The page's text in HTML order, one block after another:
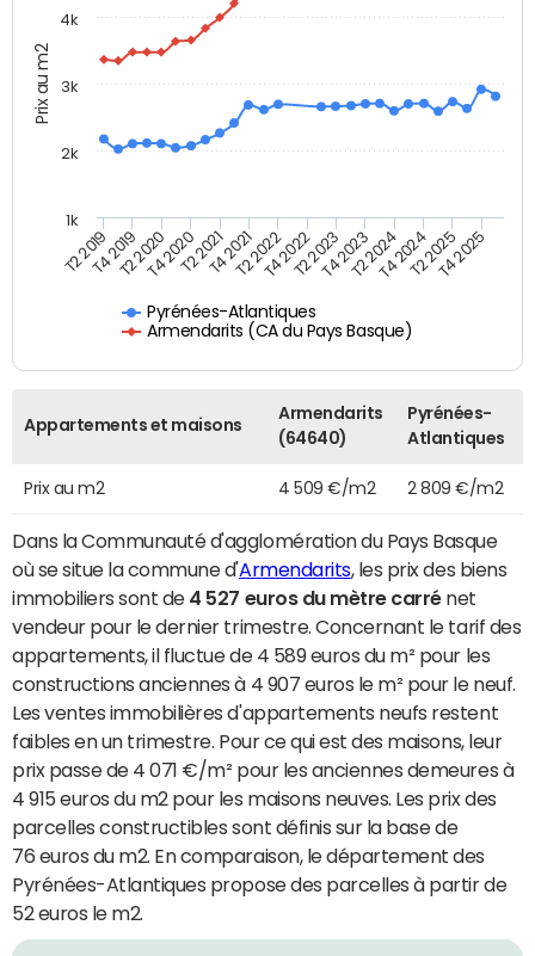
Prix au m2
Pyrénées-Atlantiques
Armendarits (CA du Pays Basque)
T2 2019T4 2019T2 2020T4 2020T2 2021T4 2021T2 2022T4 2022T2 2023T4 2023T2 2024T4 2024T2 2025T4 2025
1k
2k
3k
4k
Appartements et maisons
Armendarits
(64640)
Pyrénées-
Atlantiques
Prix au m2 4 509 €/m2 2 809 €/m2
Dans la Communauté d'agglomération du Pays Basque
où se situe la commune d'Armendarits, les prix des biens
immobiliers sont de 4 527 euros du mètre carrénet
vendeur pour le dernier trimestre. Concernant le tarif des
appartements, il fluctue de 4 589 euros du m² pour les
constructions anciennes à 4 907 euros le m² pour le neuf.
Les ventes immobilières d'appartements neufs restent
faibles en un trimestre. Pour ce qui est des maisons, leur
prix passe de 4 071 €/m² pour les anciennes demeures à
4 915 euros du m2 pour les maisons neuves. Les prix des
parcelles constructibles sont définis sur la base de
76 euros du m2. En comparaison, le département des
Pyrénées-Atlantiques propose des parcelles à partir de
52 euros le m2.